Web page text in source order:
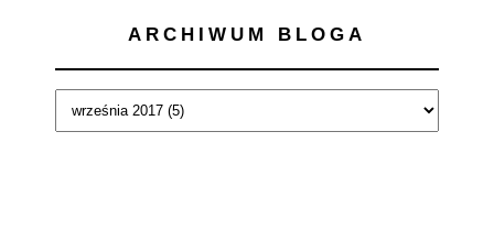
ARCHIWUM BLOGA